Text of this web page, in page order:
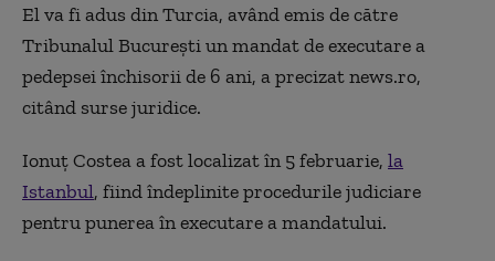
El va fi adus din Turcia, având emis de către
Tribunalul Bucureşti un mandat de executare a
pedepsei închisorii de 6 ani, a precizat news.ro,
citând surse juridice.
Ionuţ Costea a fost localizat în 5 februarie, la
Istanbul, fiind îndeplinite procedurile judiciare
pentru punerea în executare a mandatului.